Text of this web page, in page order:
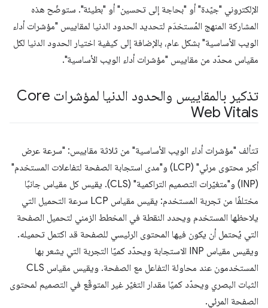
الإلكتروني "جيّدة" أو "بحاجة إلى تحسين" أو "بطيئة". ستوضّح هذه
المشاركة المنهج المُستخدَم لتحديد الحدود الدنيا لمقاييس "مؤشرات أداء
الويب الأساسية" بشكل عام، بالإضافة إلى كيفية اختيار الحدود الدنيا لكل
مقياس محدّد من مقاييس "مؤشرات أداء الويب الأساسية".
تذكير بالمقاييس والحدود الدنيا لمؤشرات Core
Web Vitals
تتألف "مؤشرات أداء الويب الأساسية" من ثلاثة مقاييس: "سرعة عرض
أكبر محتوى مرئي" (LCP) و"مدى استجابة الصفحة لتفاعلات المستخدم"
(INP) و"متغيّرات التصميم التراكمية" (CLS). يقيس كل مقياس جانبًا
مختلفًا من تجربة المستخدم: يقيس مقياس LCP سرعة التحميل التي
يلاحظها المستخدم ويحدد النقطة في المخطط الزمني لتحميل الصفحة
التي يُحتمل أن يكون فيها المحتوى الرئيسي للصفحة قد اكتمل تحميله.
ويقيس مقياس INP الاستجابة ويحدّد كميًا التجربة التي يشعر بها
المستخدمون عند محاولة التفاعل مع الصفحة. ويقيس مقياس CLS
الثبات البصري ويحدّد كميًا مقدار التغيّر غير المتوقّع في التصميم لمحتوى
الصفحة المرئي.